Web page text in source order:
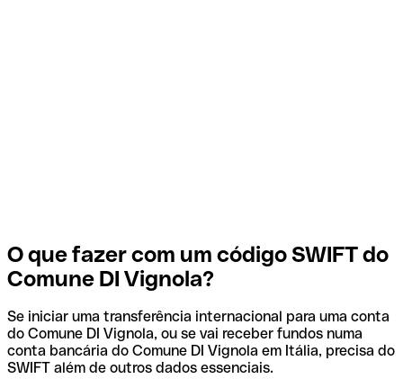
O que fazer com um código SWIFT do
Comune DI Vignola?
Se iniciar uma transferência internacional para uma conta
do Comune DI Vignola, ou se vai receber fundos numa
conta bancária do Comune DI Vignola em Itália, precisa do
SWIFT além de outros dados essenciais.